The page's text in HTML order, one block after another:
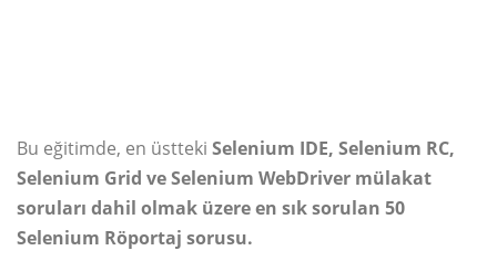
Bu eğitimde, en üstteki Selenium IDE, Selenium RC,
Selenium Grid ve Selenium WebDriver mülakat
soruları dahil olmak üzere en sık sorulan 50
Selenium Röportaj sorusu.